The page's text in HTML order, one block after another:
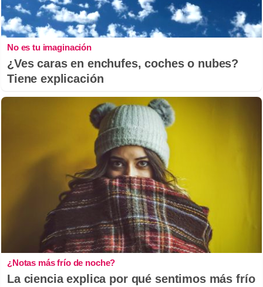
No es tu imaginación
¿Ves caras en enchufes, coches o nubes?
Tiene explicación
¿Notas más frío de noche?
La ciencia explica por qué sentimos más frío